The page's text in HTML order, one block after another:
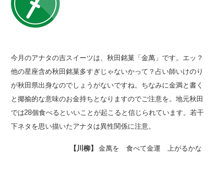
今月のアナタの吉スイーツは、秋田銘菓「金萬」です。エッ？
他の星座含め秋田銘菓多すぎじゃないかって？占い師いけのり
が秋田県出身なのでしょうがないですね。ちなみに金満と書く
と揶揄的な意味のお金持ちとなりますのでご注意を。地元秋田
では28個食べるといいことが起こると信じられています。若干
下ネタを思い描いたアナタは異性関係に注意。
【川柳】 金萬を 食べて金運 上がるかな